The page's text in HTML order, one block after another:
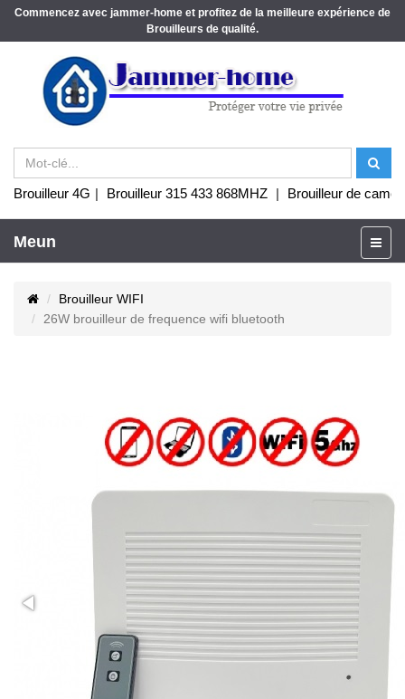
Commencez avec jammer-home et profitez de la meilleure expérience de
Brouilleurs de qualité.
Brouilleur 4G | Brouilleur 315 433 868MHZ | Brouilleur de
Meun
Brouilleur WIFI
26W brouilleur de frequence wifi bluetooth